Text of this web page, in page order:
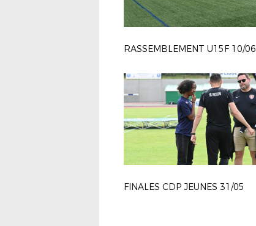
RASSEMBLEMENT U15F 10/06
FINALES CDP JEUNES 31/05